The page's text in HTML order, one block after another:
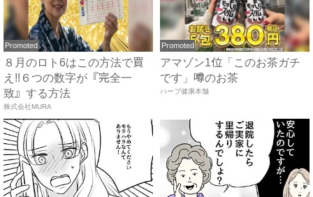
Promoted
８月のロト6はこの方法で買
え!!６つの数字が『完全一
致』する方法
株式会社MURA
Promoted
アマゾン1位「このお茶ガチ
です」噂のお茶
ハーブ健康本舗